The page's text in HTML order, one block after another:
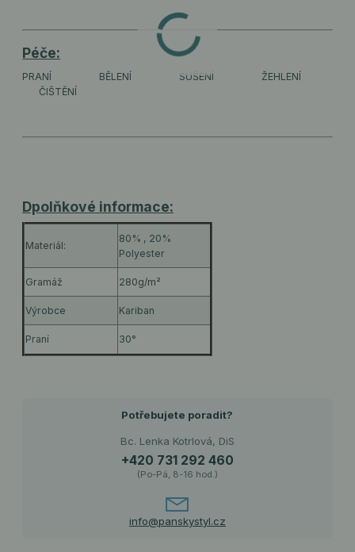
Péče:
PRANÍ BĚLENÍ SUŠENÍ
ŽEHLENÍ
ČIŠTĚNÍ
Dpolňkové informace:
Materiál:
80% , 20%
Polyester
Gramáž 280g/m²
Výrobce Kariban
Praní 30°
Potřebujete poradit?
Bc. Lenka Kotrlová, DiS
+420 731 292 460
(Po-Pá, 8-16 hod.)
info@panskystyl.cz